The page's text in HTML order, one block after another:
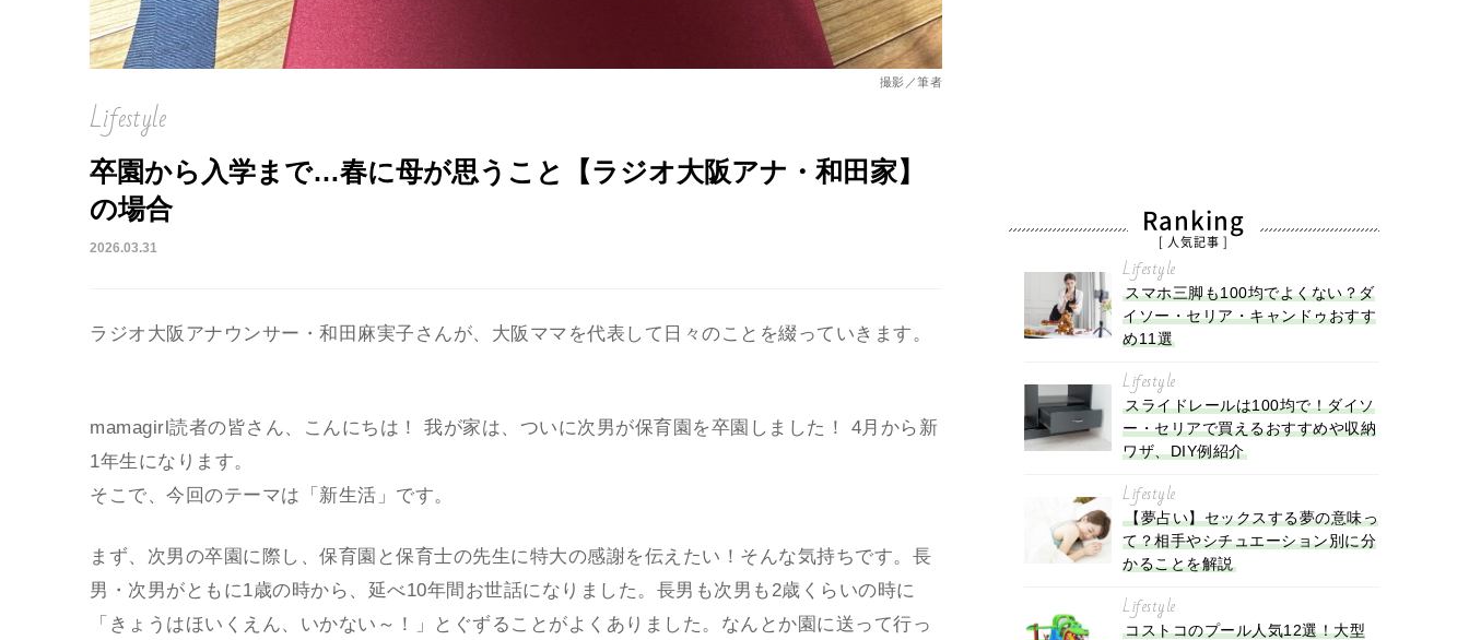
撮影／筆者
Lifestyle
卒園から入学まで…春に母が思うこと【ラジオ大阪アナ・和田家】
の場合
2026.03.31
ラジオ大阪アナウンサー・和田麻実子さんが、大阪ママを代表して日々のことを綴っていきます。
mamagirl読者の皆さん、こんにちは！ 我が家は、ついに次男が保育園を卒園しました！ 4月から新
1年生になります。
そこで、今回のテーマは「新生活」です。
まず、次男の卒園に際し、保育園と保育士の先生に特大の感謝を伝えたい！そんな気持ちです。長
男・次男がともに1歳の時から、延べ10年間お世話になりました。長男も次男も2歳くらいの時に
「きょうはほいくえん、いかない～！」とぐずることがよくありました。なんとか園に送って行っ
Ranking
[ 人気記事 ]
Lifestyle
スマホ三脚も100均でよくない？ダ
イソー・セリア・キャンドゥおすす
め11選
Lifestyle
スライドレールは100均で！ダイソ
ー・セリアで買えるおすすめや収納
ワザ、DIY例紹介
Lifestyle
【夢占い】セックスする夢の意味っ
て？相手やシチュエーション別に分
かることを解説
Lifestyle
コストコのプール人気12選！大型